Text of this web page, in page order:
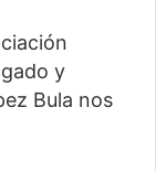
y
Bula nos